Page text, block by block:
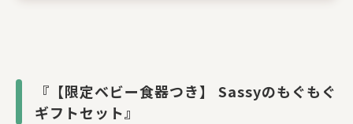
『【限定ベビー食器つき】 Sassyのもぐもぐ
ギフトセット』